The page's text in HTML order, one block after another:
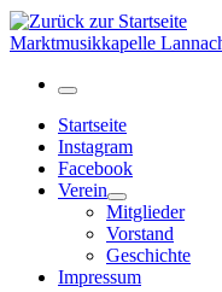
Marktmusikkapelle
Menü
Startseite
Instagram
Facebook
Verein
Mitglieder
Vorstand
Geschichte
Impressum